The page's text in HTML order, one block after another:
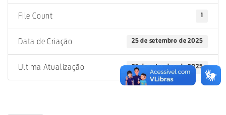
File Count 1
Data de Criação 25 de setembro de 2025
Ultima Atualização 25 de setembro de 2025